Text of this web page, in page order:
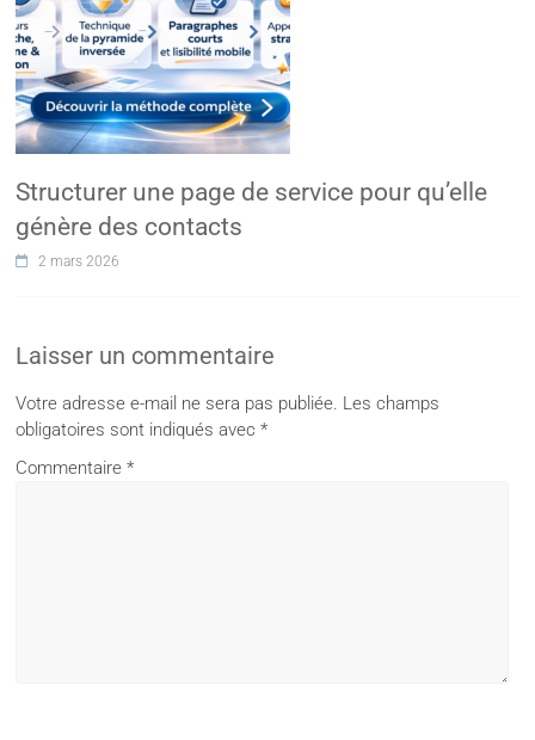
Structurer une page de service pour qu’elle
génère des contacts
2 mars 2026
Laisser un commentaire
Votre adresse e-mail ne sera pas publiée. Les champs
obligatoires sont indiqués avec*
Commentaire*